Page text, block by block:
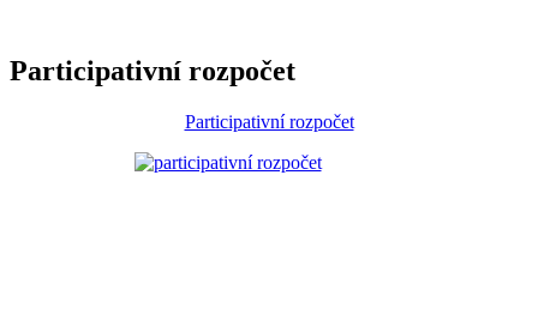
Participativní rozpočet
Participativní rozpočet